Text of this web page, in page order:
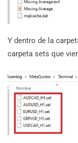
Y dentro de la
carpeta sets que